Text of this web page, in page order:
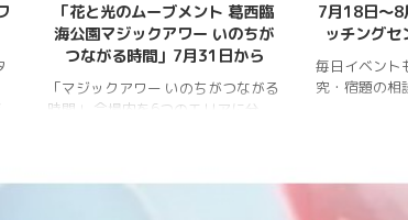
「花と光のムーブメント 葛西臨
海公園マジックアワー いのちが
つながる時間」7月31日から
「マジックアワー いのちがつながる
時間」 会場内を6つのエリアに分
7月18日〜
ッチング
毎日イベン
究・宿題の相